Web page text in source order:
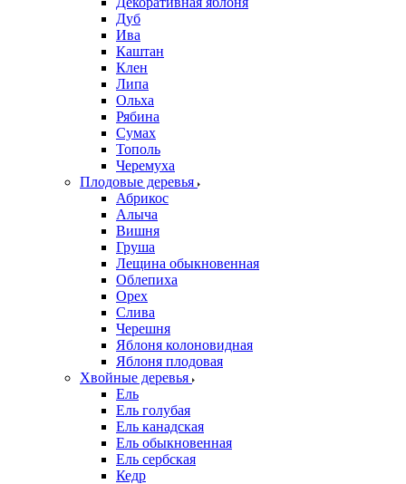
Дуб
Ива
Каштан
Клен
Липа
Ольха
Рябина
Сумах
Тополь
Черемуха
Плодовые деревья
Абрикос
Алыча
Вишня
Груша
Лещина обыкновенная
Облепиха
Орех
Слива
Черешня
Яблоня колоновидная
Яблоня плодовая
Хвойные деревья
Ель
Ель голубая
Ель канадская
Ель обыкновенная
Ель сербская
Кедр